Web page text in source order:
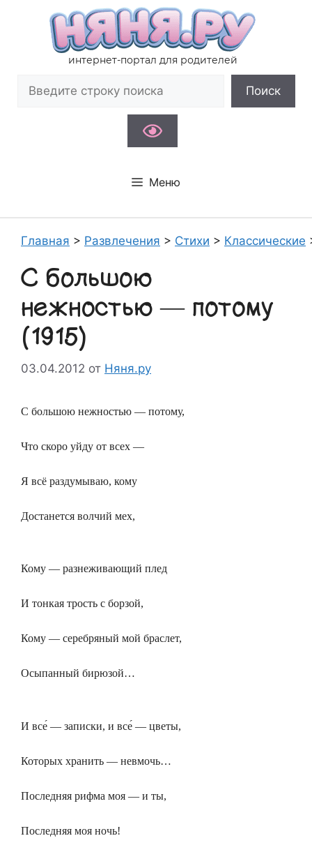
содержимому
интернет-портал для родителей
Поиск
Меню
Главная > Развлечения > Стихи > Классические
С большою
нежностью — потому
(1915)
03.04.2012 от Няня.ру
С большою нежностью — потому,
Что скоро уйду от всех —
Я всё раздумываю, кому
Достанется волчий мех,
Кому — разнеживающий плед
И тонкая трость с борзой,
Кому — серебряный мой браслет,
Осыпанный бирюзой…
И все́ — записки, и все́ — цветы,
Которых хранить — невмочь…
Последняя рифма моя — и ты,
Последняя моя ночь!